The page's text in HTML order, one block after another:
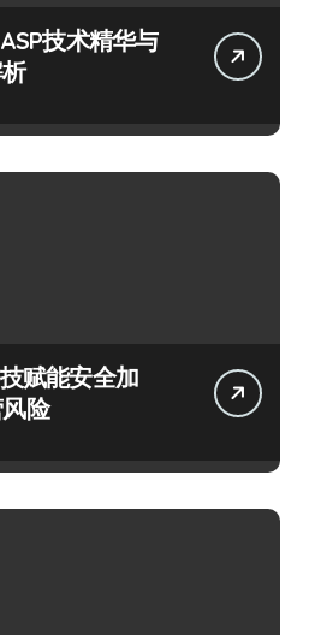
技术精华与
赋能安全加
险